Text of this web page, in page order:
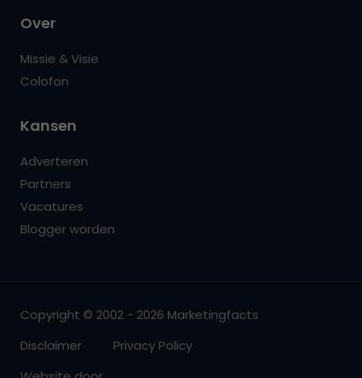
Over
Missie & Visie
Colofon
Kansen
Adverteren
Partners
Vacatures
Blogger worden
Copyright © 2002 - 2026 Marketingfacts
Disclaimer
Privacy Policy